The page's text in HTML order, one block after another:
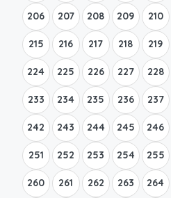
206 207 208 209 210
215 216 217 218 219
224 225 226 227 228
233 234 235 236 237
242 243 244 245 246
251 252 253 254 255
260 261 262 263 264